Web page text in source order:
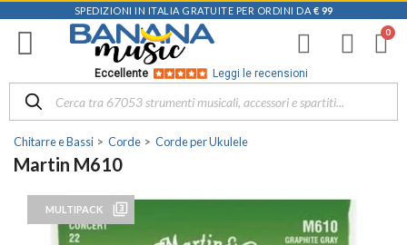
SPEDIZIONI IN ITALIA GRATUITE PER ORDINI DA € 99
Eccellente Leggi le recensioni
Chitarre e Bassi Corde Corde per Ukulele
Martin M610
MULTIPACK filter_3